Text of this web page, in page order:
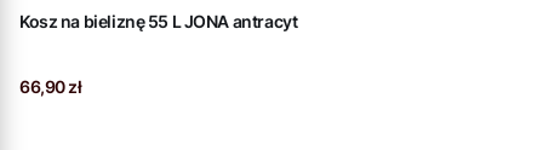
Kosz na bieliznę 55 L JONA antracyt
Cena
66,90 zł